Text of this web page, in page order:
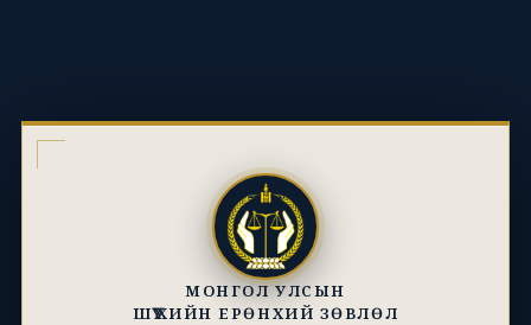
МОНГОЛ УЛСЫН
ШҮҮХИЙН ЕРӨНХИЙ ЗӨВЛӨЛ